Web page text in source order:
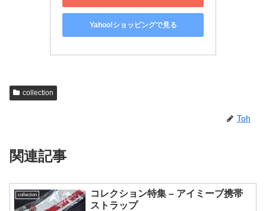
Yahoo!ショッピングで見る
collection
Toh
関連記事
collection
コレクション特集 – アイミーブ携帯
ストラップ